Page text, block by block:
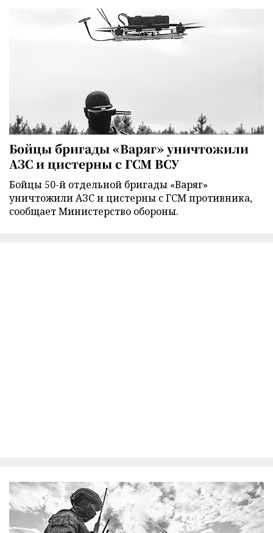
Бойцы бригады «Варяг» уничтожили
АЗС и цистерны с ГСМ ВСУ
Бойцы 50-й отдельной бригады «Варяг»
уничтожили АЗС и цистерны с ГСМ противника,
сообщает Министерство обороны.